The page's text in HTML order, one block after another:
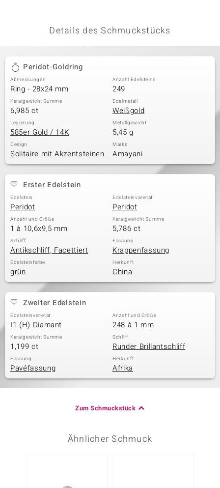
Details des Schmuckstücks
Peridot-Goldring
Abmessungen
Ring - 28x24 mm
Anzahl Edelsteine
249
Karatgewicht Summe
6,985 ct
Edelmetall
Weißgold
Legierung
585er Gold / 14K
Metallgewicht
5,45 g
Design
Solitaire mit Akzentsteinen
Marke
Amayani
Erster Edelstein
Edelstein
Peridot
Edelsteinvarietät
Peridot
Anzahl und Größe
1 à 10,6x9,5 mm
Karatgewicht Summe
5,786 ct
Schliff
Antikschliff, Facettiert
Fassung
Krappenfassung
Edelsteinfarbe
grün
Herkunft
China
Zweiter Edelstein
Edelsteinvarietät
I1 (H) Diamant
Anzahl und Größe
248 à 1 mm
Karatgewicht Summe
1,199 ct
Schliff
Runder Brillantschliff
Fassung
Pavéfassung
Herkunft
Afrika
Zum Schmuckstück
Ähnlicher Schmuck